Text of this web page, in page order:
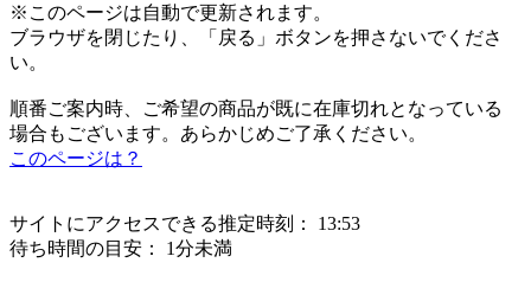
※このページは自動で更新されます。
ブラウザを閉じたり、「戻る」ボタンを押さないでくださ
い。
順番ご案内時、ご希望の商品が既に在庫切れとなっている
場合もございます。あらかじめご了承ください。
このページは？
サイトにアクセスできる推定時刻：
13:53
待ち時間の目安：
1分未満